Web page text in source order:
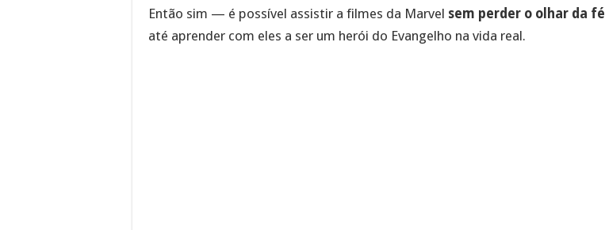
Então sim — é possível assistir a filmes da Marvel sem perder o olhar da fé
até aprender com eles a ser um herói do Evangelho na vida real.